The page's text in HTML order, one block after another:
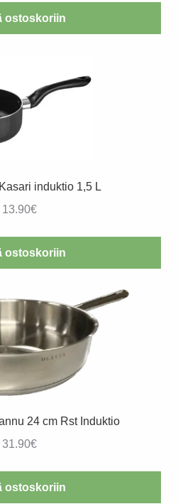
ostoskoriin
induktio 1,5 L
13.90€
ostoskoriin
24 cm Rst Induktio
31.90€
ostoskoriin